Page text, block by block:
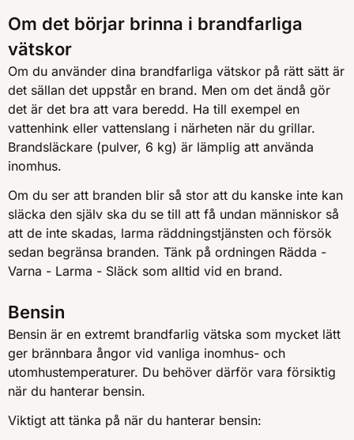
Om det börjar brinna i brandfarliga
vätskor
Om du använder dina brandfarliga vätskor på rätt sätt är
det sällan det uppstår en brand. Men om det ändå gör
det är det bra att vara beredd. Ha till exempel en
vattenhink eller vattenslang i närheten när du grillar.
Brandsläckare (pulver, 6 kg) är lämplig att använda
inomhus.
Om du ser att branden blir så stor att du kanske inte kan
släcka den själv ska du se till att få undan människor så
att de inte skadas, larma räddningstjänsten och försök
sedan begränsa branden. Tänk på ordningen Rädda -
Varna - Larma - Släck som alltid vid en brand.
Bensin
Bensin är en extremt brandfarlig vätska som mycket lätt
ger brännbara ångor vid vanliga inomhus- och
utomhustemperaturer. Du behöver därför vara försiktig
när du hanterar bensin.
Viktigt att tänka på när du hanterar bensin: